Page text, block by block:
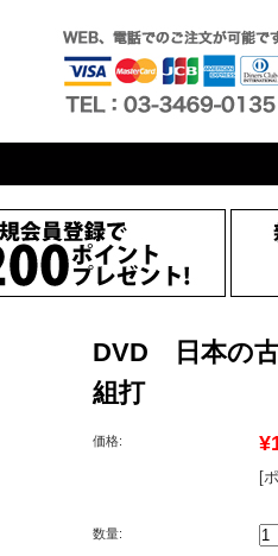
DVD 日本の
組打
価格:
[
数量: